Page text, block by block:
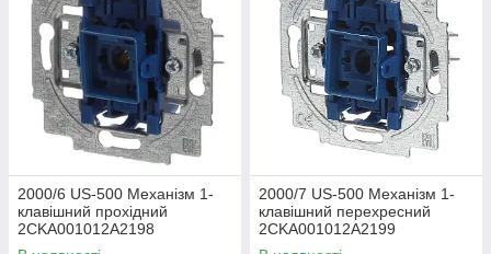
2000/6 US-500 Механізм 1-
клавішний прохідний
2CKA001012A2198
2000/7 US-500 Механізм 1-
клавішний перехресний
2CKA001012A2199